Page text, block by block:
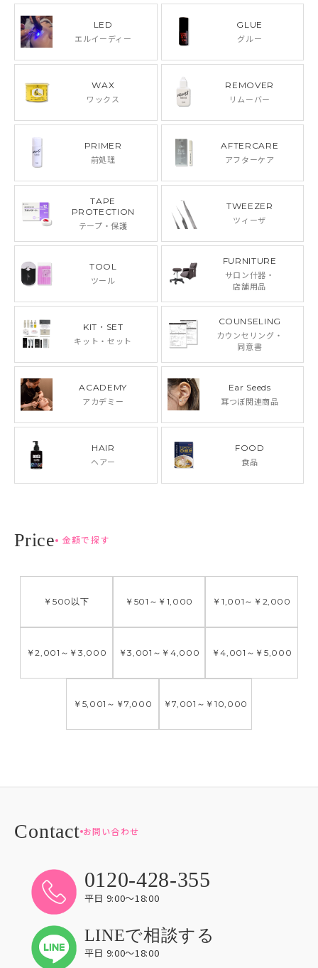
LED
エルイーディー
GLUE
グルー
WAX
ワックス
REMOVER
リムーバー
PRIMER
前処理
AFTERCARE
アフターケア
TAPE
PROTECTION
テープ・保護
TWEEZER
ツィーザ
TOOL
ツール
FURNITURE
サロン什器・
店舗用品
KIT・SET
キット・セット
COUNSELING
カウンセリング・
同意書
ACADEMY
アカデミー
Ear Seeds
耳つぼ関連商品
HAIR
ヘアー
FOOD
食品
金額で探す
￥500 以下 ￥501 ～ ￥1,000 ￥1,001 ～ ￥2,000
￥2,001 ～ ￥3,000 ￥3,001 ～ ￥4,000 ￥4,001 ～ ￥5,000
￥5,001 ～ ￥7,000 ￥7,001 ～ ￥10,000
お問い合わせ
0120-428-355
平日 9:00〜18:00
LINEで相談する
平日 9:00〜18:00